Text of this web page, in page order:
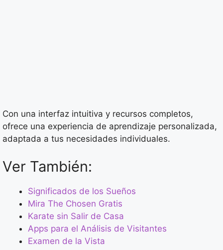
Con una interfaz intuitiva y recursos completos,
ofrece una experiencia de aprendizaje personalizada,
adaptada a tus necesidades individuales.
Ver También:
Significados de los Sueños
Mira The Chosen Gratis
Karate sin Salir de Casa
Apps para el Análisis de Visitantes
Examen de la Vista